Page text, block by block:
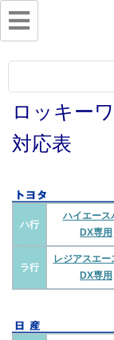
ロッキー
対応表
ハ行
ハイエース
DX専用
ラ行
レジアスエー
DX専用